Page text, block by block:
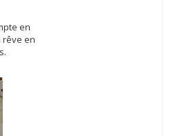
en
rêve en